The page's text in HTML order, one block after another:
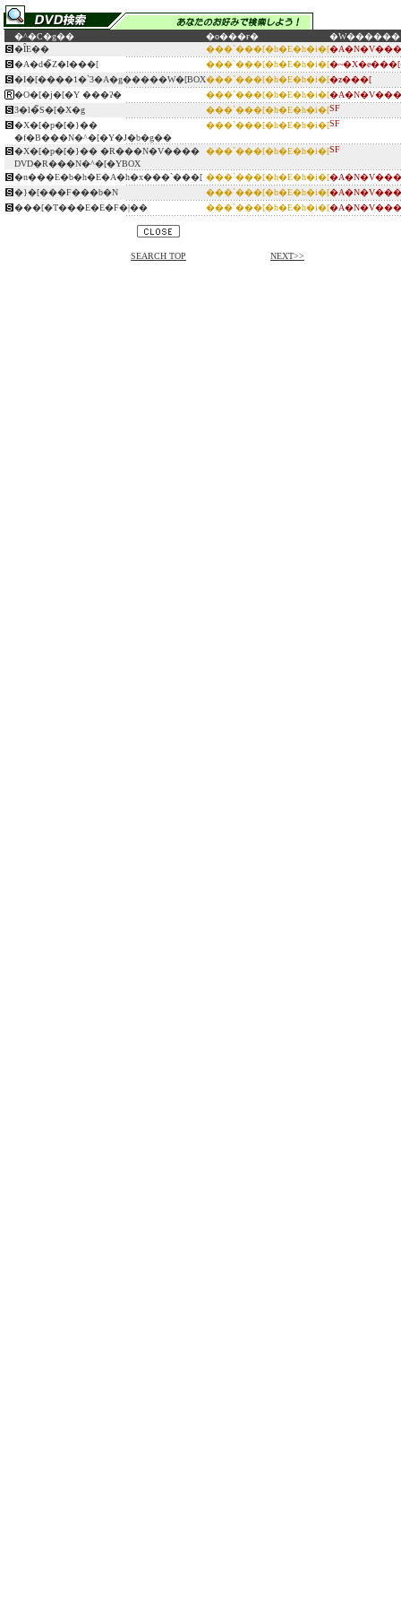
�^�C�g�� �o���ғ�
�W������
�ÎE��
���`���[�h�E�h�i�[
�A�d�̃Z�I���[
���`���[�h�E�h�i�[
�I�[����1�`3�A�g�����W�[BOX���`���[�h�E�h�i�[�z���[
�O�[�j�[�Y ���ʔ�
���`���[�h�E�h�i�[
3�l�̃S�[�X�g
���`���[�h�E�h�i�[SF
�X�[�p�[�}��
�f�B���N�^�[�Y�J�b�g��
���`���[�h�E�h�i�[SF
�X�[�p�[�}�� �R���N�V����
DVD�R���N�^�[�YBOX
���`���[�h�E�h�i�[SF
�n���E�b�h�E�A�h�x���`���[ ���`���[�h�E�h�i�[
�}�[���F���b�N
���`���[�h�E�h�i�[
���[�T���E�E�F�|��
���`���[�h�E�h�i�[
SEARCH TOP NEXT>>